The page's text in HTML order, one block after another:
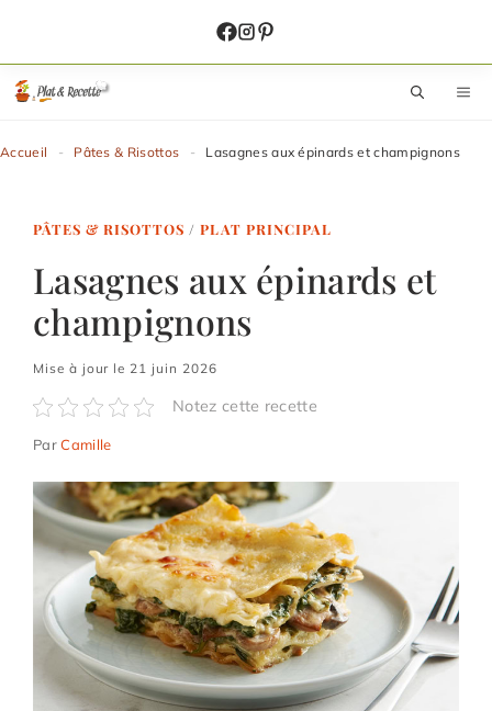
contenu
Accueil - Pâtes & Risottos - Lasagnes aux épinards et champignons
PÂTES & RISOTTOS /PLAT PRINCIPAL
Lasagnes aux épinards et
champignons
Mise à jour le 21 juin 2026
Notez cette recette
ParCamille